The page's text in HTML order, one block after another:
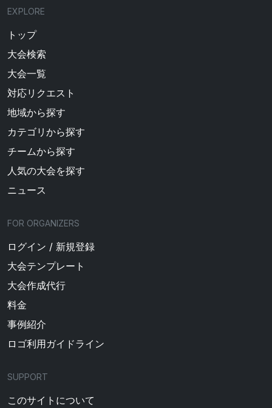
EXPLORE
トップ
大会検索
大会一覧
対応リクエスト
地域から探す
カテゴリから探す
チームから探す
人気の大会を探す
ニュース
FOR ORGANIZERS
ログイン / 新規登録
大会テンプレート
大会作成代行
料金
事例紹介
ロゴ利用ガイドライン
SUPPORT
このサイトについて